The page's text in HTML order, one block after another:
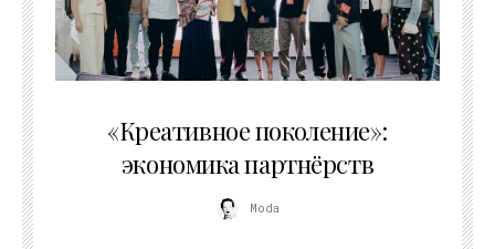
«Креативное поколение»:
экономика партнёрств
Moda